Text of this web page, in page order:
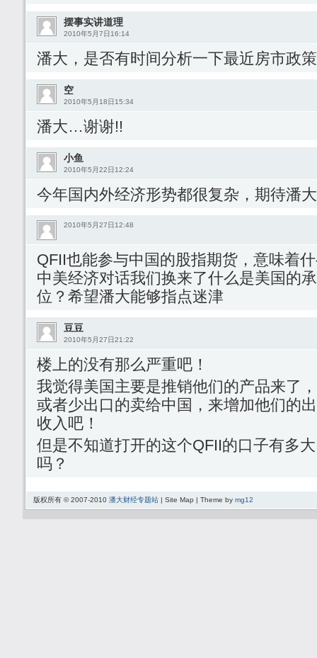
摆事实讲道理
2010年5月7日16:14
潘大，是否有时间分析一下最近房市政
空
2010年5月18日15:34
潘大…谢谢!!
小鱼
2010年5月22日12:24
今年国内外经济形势都很复杂，期待潘
2010年5月27日12:48
QFII也能参与中国的股指期货，意味着
中美经济对话我们换来了什么是美国的
位？希望潘大能够指点迷津
豆豆
2010年5月27日21:22
楼上的没有那么严重吧！
我觉得美国主要是推销他们的产品来了
或者少出口的卖给中国，来增加他们的
收入吧！
但是不知道打开的这个QFII的口子有多
吗？
版权所有 © 2007-2010 潘大财经专题站 | Site Map | Theme by mg12